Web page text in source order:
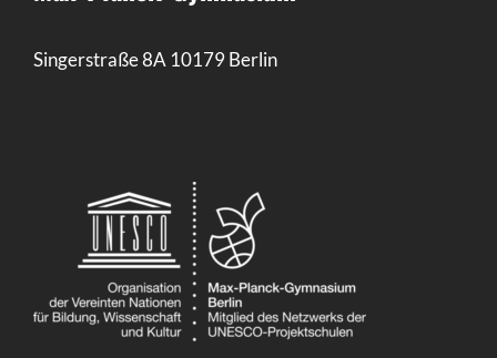
Singerstraße 8A 10179 Berlin